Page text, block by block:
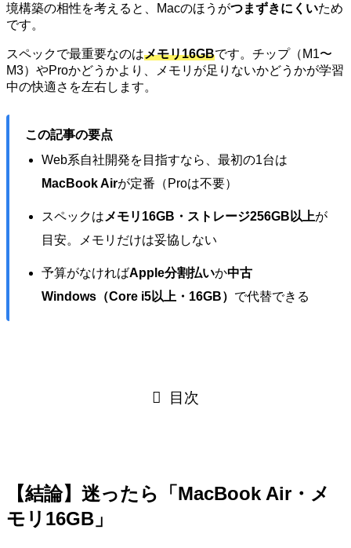
境構築の相性を考えると、Macのほうがつまずきにくいため
です。
スペックで最重要なのはメモリ16GBです。チップ（M1〜
M3）やProかどうかより、メモリが足りないかどうかが学習
中の快適さを左右します。
この記事の要点
Web系自社開発を目指すなら、最初の1台は
MacBook Airが定番（Proは不要）
スペックは メモリ16GB・ストレージ256GB以上が
目安。メモリだけは妥協しない
予算がなければApple分割払いか中古
Windows（Core i5以上・16GB） で代替できる
目次
【結論】迷ったら「MacBook Air・メ
モリ16GB」